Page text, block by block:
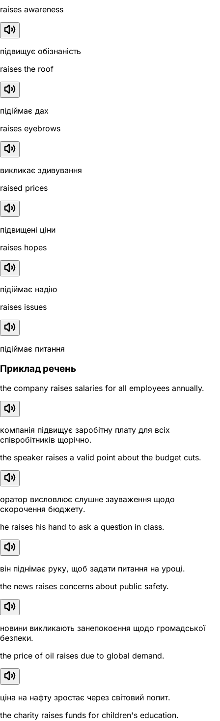
raises awareness
підвищує обізнаність
raises the roof
підіймає дах
raises eyebrows
викликає здивування
raised prices
підвищені ціни
raises hopes
підіймає надію
raises issues
підіймає питання
Приклад речень
the company raises salaries for all employees annually.
компанія підвищує заробітну плату для всіх
співробітників щорічно.
the speaker raises a valid point about the budget cuts.
оратор висловлює слушне зауваження щодо
скорочення бюджету.
he raises his hand to ask a question in class.
він піднімає руку, щоб задати питання на уроці.
the news raises concerns about public safety.
новини викликають занепокоєння щодо громадської
безпеки.
the price of oil raises due to global demand.
ціна на нафту зростає через світовий попит.
the charity raises funds for children's education.